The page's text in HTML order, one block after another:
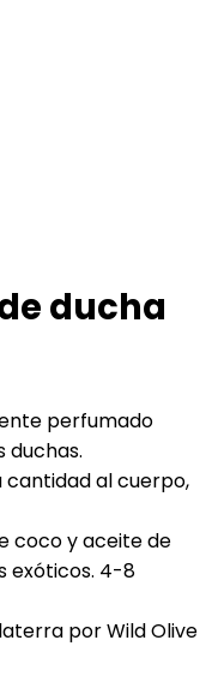
ducha
perfumado
duchas.
al cuerpo,
coco y aceite de
exóticos. 4-8
por Wild Olive